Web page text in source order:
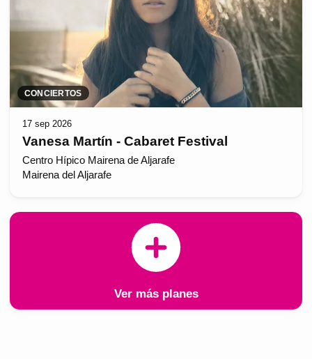
CONCIERTOS
17 sep 2026
Vanesa Martín - Cabaret Festival
Centro Hípico Mairena de Aljarafe
Mairena del Aljarafe
Ver más planes